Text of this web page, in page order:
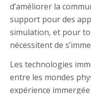
d’améliorer la
support pour des
simulation, et pour
nécessitent de
Les technologies
entre les mondes
expérience